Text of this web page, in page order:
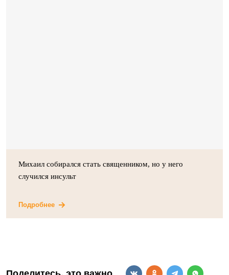
Михаил собирался стать священником, но у него
случился инсульт
Подробнее